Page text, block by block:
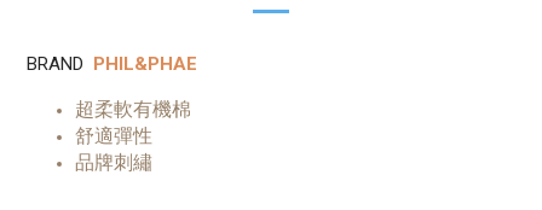
BRAND PHIL&PHAE
超柔軟有機棉
舒適彈性
品牌刺繡